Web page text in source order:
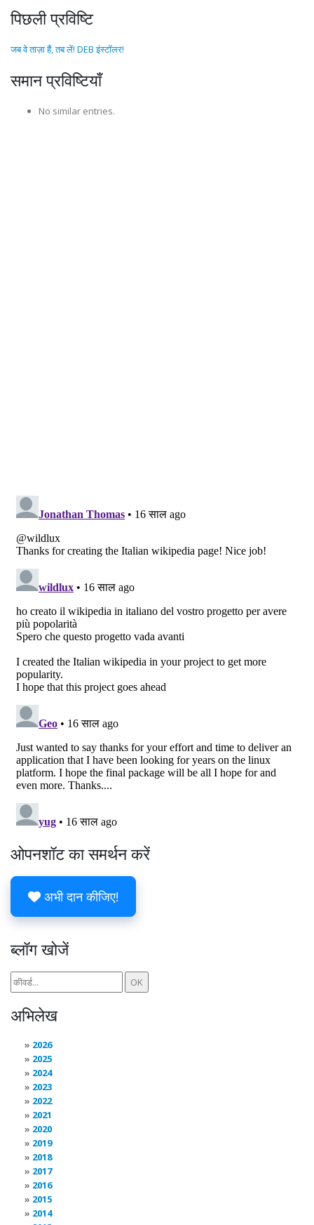
पिछली प्रविष्टि
जब वे ताज़ा हैं, तब लें! DEB इंस्टॉलर!
समान प्रविष्टियाँ
No similar entries.
ओपनशॉट का समर्थन करें
अभी दान कीजिए!
ब्लॉग खोजें
अभिलेख
2026
2025
2024
2023
2022
2021
2020
2019
2018
2017
2016
2015
2014